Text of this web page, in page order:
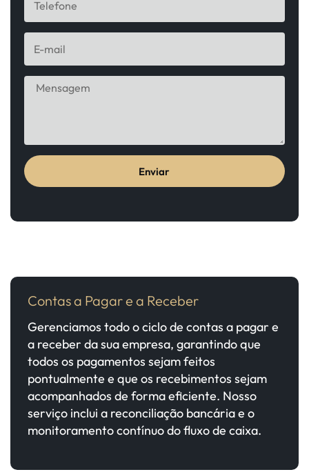
Enviar
Contas a Pagar e a Receber
Gerenciamos todo o ciclo de contas a pagar e
a receber da sua empresa, garantindo que
todos os pagamentos sejam feitos
pontualmente e que os recebimentos sejam
acompanhados de forma eficiente. Nosso
serviço inclui a reconciliação bancária e o
monitoramento contínuo do fluxo de caixa.